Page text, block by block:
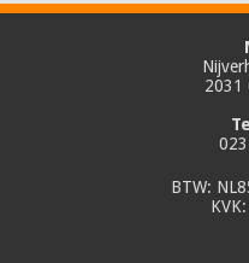
2031
BTW: